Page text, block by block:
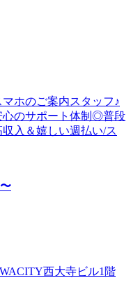
ホのご案内スタッフ♪
心のサポート体制◎普段
入＆嬉しい週払い/ス
西大寺ビル1階